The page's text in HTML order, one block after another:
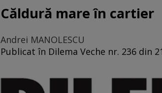
TÎLC SHOW
Căldură mare în cartier
Andrei MANOLESCU
Publicat în Dilema Veche nr. 236 din